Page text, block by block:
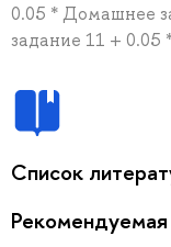
0.05 * Домашнее
задание 11 +
Список
Рекомендуемая